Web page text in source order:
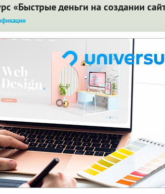
«Быстрые деньги на создании